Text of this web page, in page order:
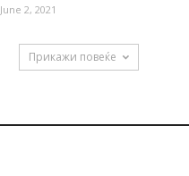
June 2, 2021
Прикажи повеќе